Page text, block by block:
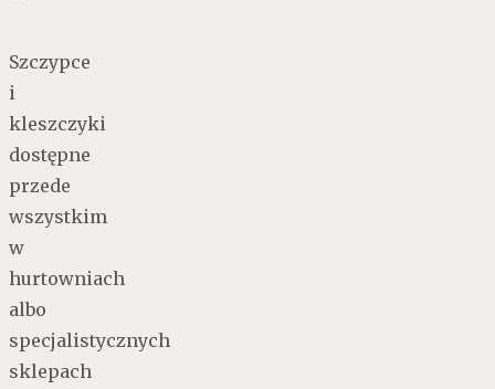
Szczypce
i
kleszczyki
dostępne
przede
wszystkim
w
hurtowniach
albo
specjalistycznych
sklepach